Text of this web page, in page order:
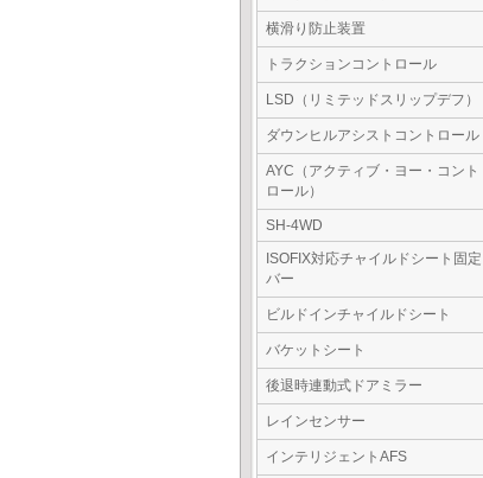
横滑り防止装置
トラクションコントロール
LSD（リミテッドスリップデフ）
ダウンヒルアシストコントロール
AYC（アクティブ・ヨー・コント
ロール）
SH-4WD
ISOFIX対応チャイルドシート固定
バー
ビルドインチャイルドシート
バケットシート
後退時連動式ドアミラー
レインセンサー
インテリジェントAFS